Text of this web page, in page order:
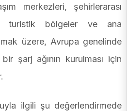
merkezleri, şehirlerarası
turistik bölgeler ve ana
üzere, Avrupa genelinde
şarj ağının kurulması için
ilgili şu değerlendirmede